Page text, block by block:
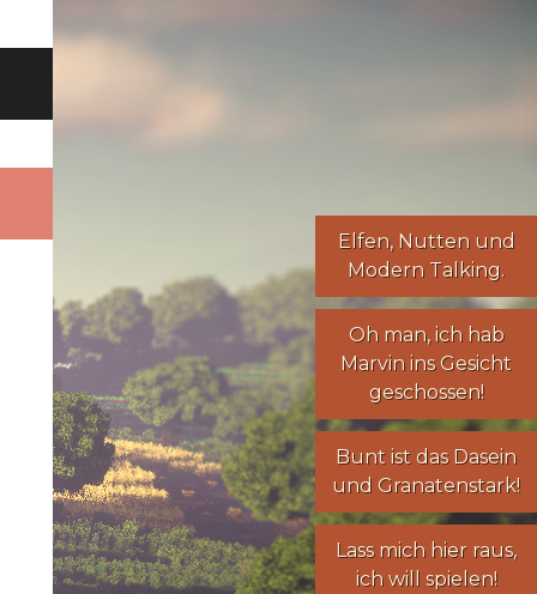
Elfen, Nuttenund
Modern Talking.
Oh man, ich hab
Marvin ins Gesicht
geschossen!
Bunt ist das Dasein
und Granatenstark!
Lass mich hier raus,
ich will spielen!